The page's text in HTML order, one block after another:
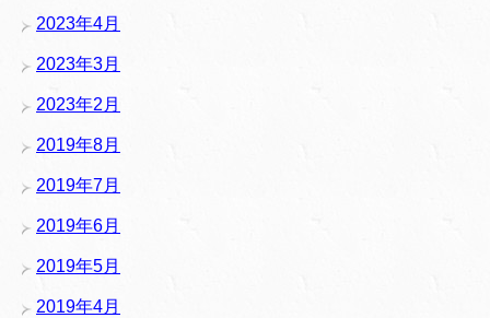
2023年4月
2023年3月
2023年2月
2019年8月
2019年7月
2019年6月
2019年5月
2019年4月